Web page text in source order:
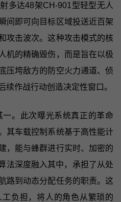
多达48架CH-901型轻型无人
间即可向目标区域投送近百架
攻击波次。这种攻击模式的核
机的精确毁伤，而是旨在以极
压垮敌方的防空火力通道、侦
续作战行动创造决定性窗口。
。此次曝光系统真正的革命
其车载控制系统基于高性能计
，能与蜂群进行实时、加密的
法深度融入其中，承担了从处
路到动态分配任务的职责。这
负担，将人的角色从繁琐的